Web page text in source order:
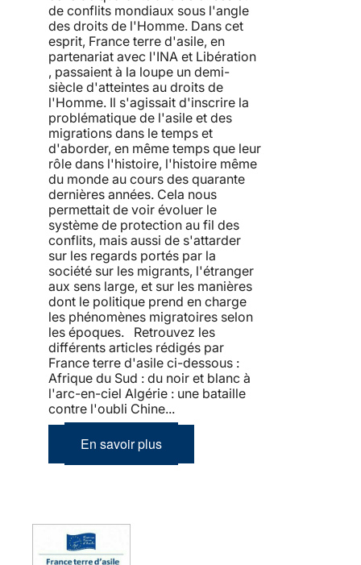
de conflits mondiaux sous l'angle
des droits de l'Homme. Dans cet
esprit, France terre d'asile, en
partenariat avec l'INA et Libération
, passaient à la loupe un demi-
siècle d'atteintes au droits de
l'Homme. Il s'agissait d'inscrire la
problématique de l'asile et des
migrations dans le temps et
d'aborder, en même temps que leur
rôle dans l'histoire, l'histoire même
du monde au cours des quarante
dernières années. Cela nous
permettait de voir évoluer le
système de protection au fil des
conflits, mais aussi de s'attarder
sur les regards portés par la
société sur les migrants, l'étranger
aux sens large, et sur les manières
dont le politique prend en charge
les phénomènes migratoires selon
les époques. Retrouvez les
différents articles rédigés par
France terre d'asile ci-dessous :
Afrique du Sud : du noir et blanc à
l'arc-en-ciel Algérie : une bataille
contre l'oubli Chine...
En savoir plus